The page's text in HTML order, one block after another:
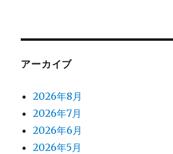
アーカイブ
2026年8月
2026年7月
2026年6月
2026年5月